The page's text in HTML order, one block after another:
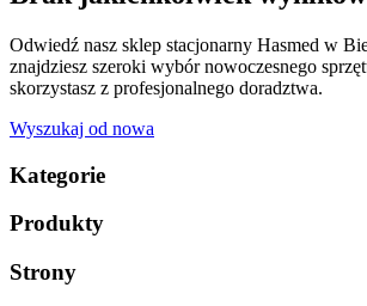
Odwiedź nasz sklep stacjonarny Hasmed w
znajdziesz szeroki wybór nowoczesnego
skorzystasz z profesjonalnego doradztwa.
Wyszukaj od nowa
Kategorie
Produkty
Strony